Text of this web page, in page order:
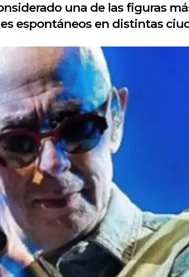
una de las figuras
espontáneos en distintas